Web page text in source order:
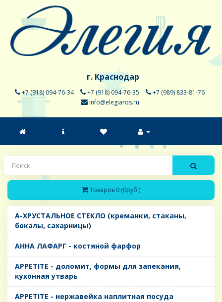
г. Краснодар
+7 (918) 094-76-34 +7 (918) 094-76-35
+7 (989) 833-81-76
info@elegiaros.ru
Товаров 0 (0руб.)
A-ХРУСТАЛЬНОЕ СТЕКЛО (креманки, стаканы,
бокалы, сахарницы)
AHHA ЛАФАРГ - костяной фарфор
APPETITE - доломит, формы для запекания,
кухонная утварь
APPETITE - нержавейка наплитная посуда